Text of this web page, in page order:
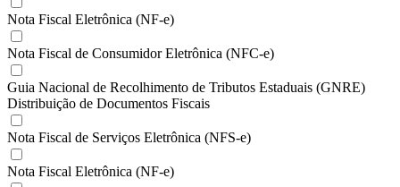
Nota Fiscal Eletrônica (NF-e)
Nota Fiscal de Consumidor Eletrônica (NFC-e)
Guia Nacional de Recolhimento de Tributos Estaduais (GNRE)
Distribuição de Documentos Fiscais
Nota Fiscal de Serviços Eletrônica (NFS-e)
Nota Fiscal Eletrônica (NF-e)